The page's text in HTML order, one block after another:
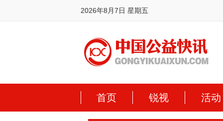
2026年8月7日 星期五
首页 锐视 活动